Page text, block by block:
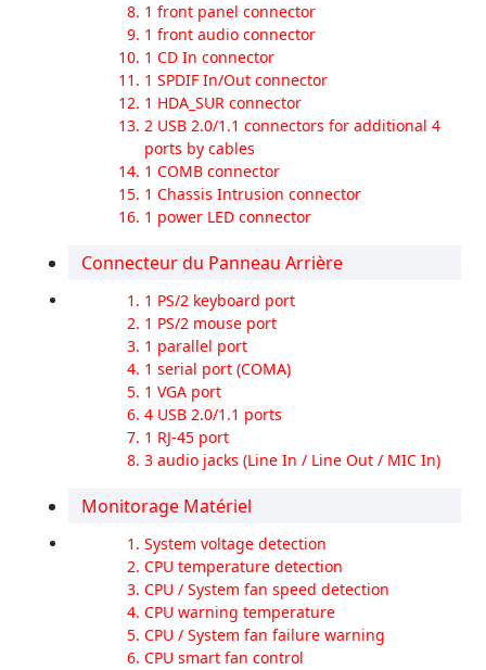
1 front panel connector
1 front audio connector
1 CD In connector
1 SPDIF In/Out connector
1 HDA_SUR connector
2 USB 2.0/1.1 connectors for additional 4
ports by cables
1 COMB connector
1 Chassis Intrusion connector
1 power LED connector
Connecteur du Panneau Arrière
1 PS/2 keyboard port
1 PS/2 mouse port
1 parallel port
1 serial port (COMA)
1 VGA port
4 USB 2.0/1.1 ports
1 RJ-45 port
3 audio jacks (Line In / Line Out / MIC In)
Monitorage Matériel
System voltage detection
CPU temperature detection
CPU / System fan speed detection
CPU warning temperature
CPU / System fan failure warning
CPU smart fan control